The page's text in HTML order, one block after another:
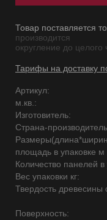
Товар поставляется
производится
округление до
Тарифы на доставку
Артикул:
м.кв.:
Изготовитель:
Страна-
площадь в упаковке м
Количество панелей в
Вес упаковки кг:
Твердость древесины
Поверхность: